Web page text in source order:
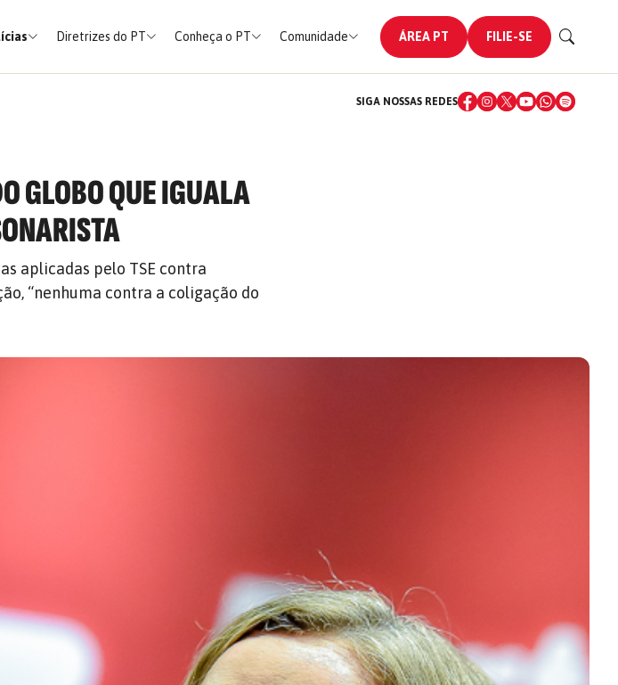
Diretrizes do PT Conheça o PT Comunidade ÁREA PT FILIE-SE
SIGA NOSSAS REDES
GLOBO QUE IGUALA
aplicadas pelo TSE contra
“nenhuma contra a coligação do